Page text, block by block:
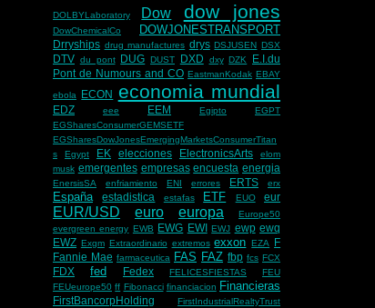
DOLBYLaboratory Dow dow jones
DowChemicalCo DOWJONESTRANSPORT
Drryships drug manufactures drys DSJUSEN DSX
DTV du pont DUG DUST DXD dxy DZK
E.I.du
Pont de Numours and CO EastmanKodak EBAY
ebola ECON economia mundial
EDZ eee EEM Egipto
EGPT
EGSharesConsumerGEMSETF
EGSharesDowJonesEmergingMarketsConsumerTitan
s
Egypt EK elecciones ElectronicsArts
elom
musk emergentes empresas encuesta energia
EnersisSA enfriamiento ENI errores ERTS erx
España estadistica estafas ETF EUO eur
EUR/USD euro europa
Europe50
evergreen energy EWB EWG EWI EWJ ewp ewq
EWZ Exgm Extraordinario extremos exxon EZA
F
Fannie Mae farmaceutica FAS FAZ fbp fcs FCX
FDX fed Fedex FELICESFIESTAS
FEU
FEUeurope50 ff Fibonacci financiacion Financieras
FirstBancorpHolding
FirstIndustrialRealtyTrust